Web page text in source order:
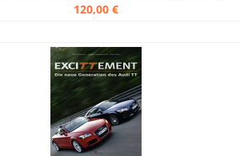
120,00 €